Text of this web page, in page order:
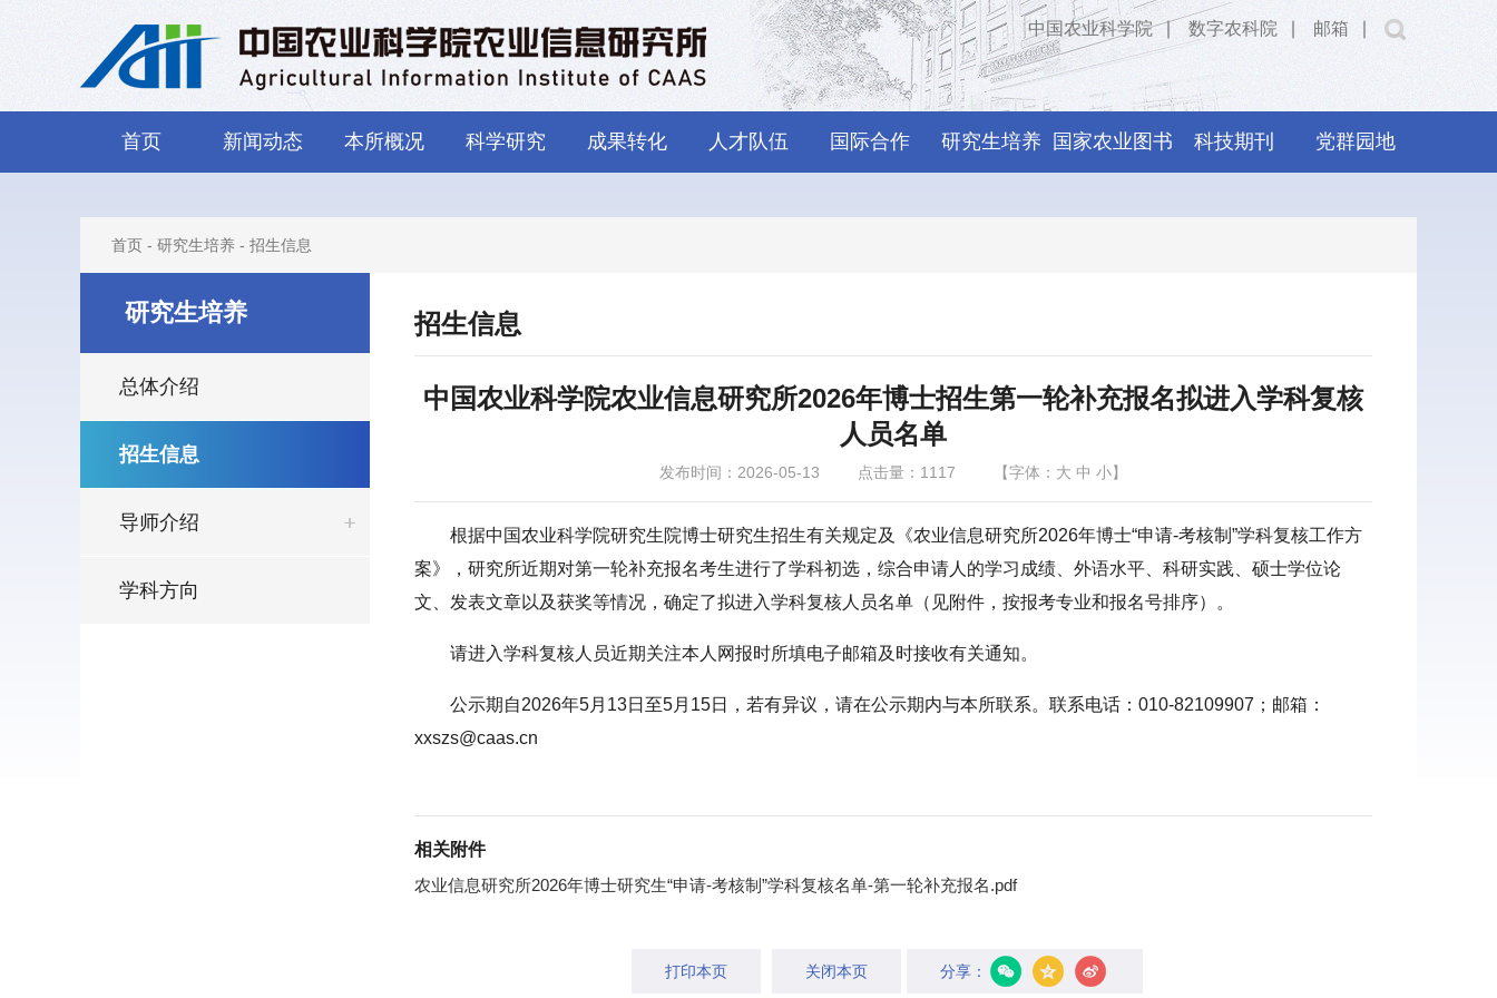
中国农业科学院 ∣ 数字农科院 邮箱
首页 新闻动态 本所概况 科学研究 成果转化 人才队伍 国际合作 研究生培养 国家农业图书 科技期刊 党群园地
首页 - 研究生培养 - 招生信息
研究生培养
总体介绍
招生信息
导师介绍
学科方向
招生信息
中国农业科学院农业信息研究所2026年博士招生第一轮补充报名拟进入学科复核
人员名单
发布时间：2026-05-13 点击量： 1117 【字体： 大 中 小】
根据中国农业科学院研究生院博士研究生招生有关规定及《农业信息研究所2026年博士“申请-考核制”学科复核工作方
案》，研究所近期对第一轮补充报名考生进行了学科初选，综合申请人的学习成绩、外语水平、科研实践、硕士学位论
文、发表文章以及获奖等情况，确定了拟进入学科复核人员名单（ 见附件，按报考专业和报名号排序）。
请进入学科复核人员近期关注本人网报时所填电子邮箱及时接收有关通知。
公示期自2026年5月13日至5月15日，若有异议，请在公示期内与本所联系。联系电话：010-82109907；邮箱：
xxszs@caas.cn
相关附件
农业信息研究所2026年博士研究生“申请-考核制”学科复核名单-第一轮补充报名.pdf
打印本页 关闭本页 分享：